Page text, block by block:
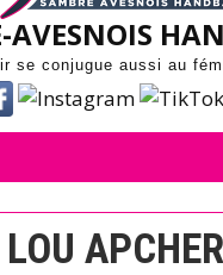
AVESNOIS
se conjugue aussi au
LOU APCHER